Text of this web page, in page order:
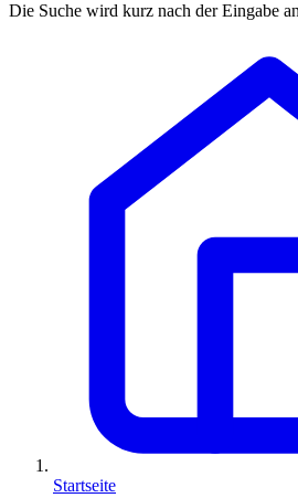
Die Suche wird kurz nach der Eingabe
Startseite